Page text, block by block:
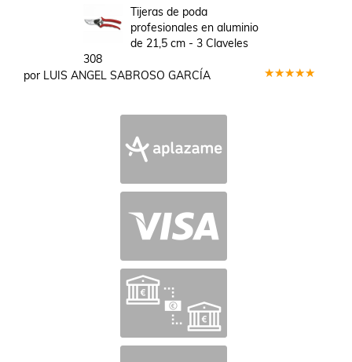
Tijeras de poda
profesionales en aluminio
de 21,5 cm - 3 Claveles
308
por LUIS ANGEL SABROSO GARCÍA